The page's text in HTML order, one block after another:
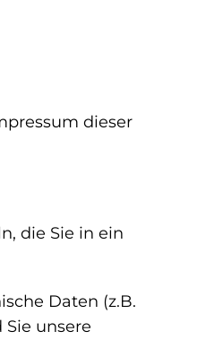
dieser
die Sie in ein
Daten (z.B.
unsere